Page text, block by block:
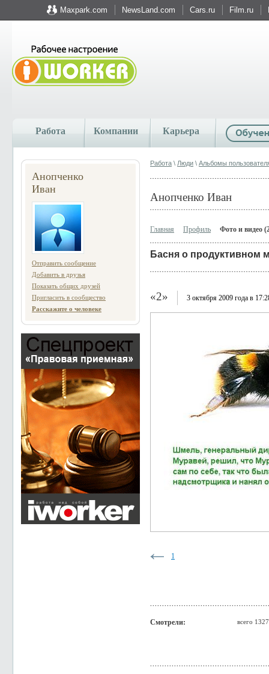
Maxpark.com NewsLand.com Cars.ru Film.ru
Работа Компании Карьера
Анопченко
Иван
Отправить сообщение
Добавить в друзья
Показать общих друзей
Пригласить в сообщество
Расскажите о человеке
Работа \ Люди \ Альбомы
Анопченко Иван
Главная Профиль Фото и видео
Басня о продуктивном
«2» 3 октября 2009 года в
1
Смотрели: всего